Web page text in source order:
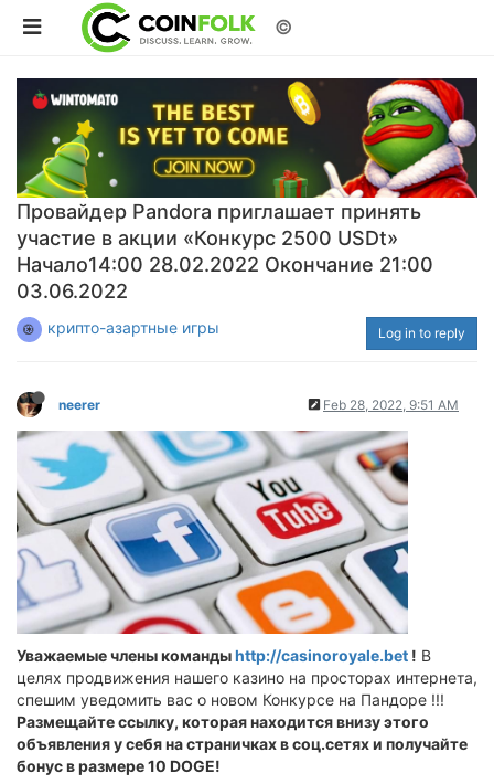
©
Провайдер Pandora приглашает принять
участие в акции «Конкурс 2500 USDt»
Начало14:00 28.02.2022 Окончание 21:00
03.06.2022
крипто-азартные игры Log in to reply
neerer Feb 28, 2022, 9:51 AM
Уважаемые члены командыhttp://casinoroyale.bet ! В
целях продвижения нашего казино на просторах интернета,
спешим уведомить вас о новом Конкурсе на Пандоре !!!
Размещайте ссылку, которая находится внизу этого
объявления у себя на страничках в соц.сетях и получайте
бонус в размере 10 DOGE!